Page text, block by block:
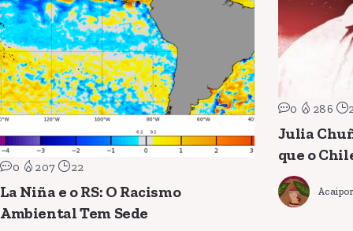
0 207 22
La Niña e o RS: O Racismo
Ambiental Tem Sede
0 286
Julia
que o